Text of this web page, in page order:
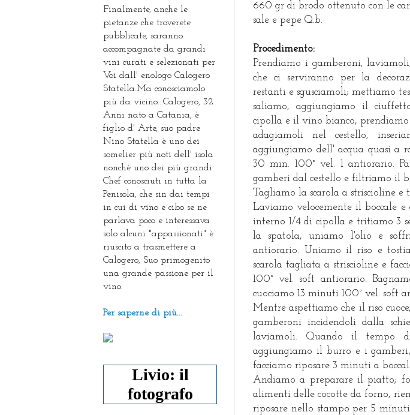
660 gr di brodo ottenuto con le
sale e pepe Q.b.
Procedimento:
Prendiamo i gamberoni,
che ci serviranno per la
restanti e sgusciamoli; mettiamo
saliamo, aggiungiamo il
cipolla e il vino bianco,
adagiamoli nel cestello,
aggiungiamo dell' acqua quasi a
30 min. 100° vel. 1 antiorario.
gamberi dal cestello e filtriamo il
Tagliamo la scarola a striscioline e
Laviamo velocemente il boccale
interno 1/4 di cipolla e tritiamo 3
la spatola, uniamo l'olio e
antiorario. Uniamo il riso e
scarola tagliata a striscioline e
100° vel. soft antiorario.
cuociamo 13 minuti 100° vel. soft
Mentre aspettiamo che il riso
gamberoni incidendoli dalla
laviamoli. Quando il tempo
aggiungiamo il burro e i
facciamo riposare 3 minuti a
Andiamo a preparare il piatto;
alimenti delle cocotte da forno,
riposare nello stampo per 5
Finalmente, anche le
pietanze che troverete
pubblicate, saranno
accompagnate da grandi
vini curati e selezionati per
Voi dall' enologo Calogero
Statella.Ma conosciamolo
più da vicino...Calogero, 32
Anni nato a Catania, è
figlio d' Arte, suo padre
Nino Statella è uno dei
somelier più noti dell' isola
nonchè uno dei più grandi
Chef conosciuti in tutta la
Penisola, che sin dai tempi
in cui di vino e cibo se ne
parlava poco e interessava
solo alcuni "appassionati" è
riuscito a trasmettere a
Calogero, Suo primogenito
una grande passione per il
vino.
Per saperne di più...
Livio: il
fotografo